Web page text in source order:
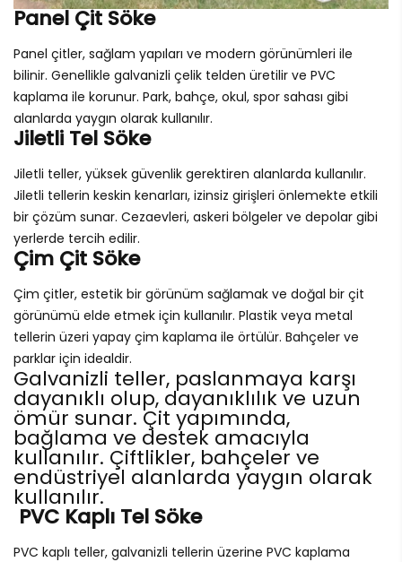
Panel Çit Söke
Panel çitler, sağlam yapıları ve modern görünümleri ile
bilinir. Genellikle galvanizli çelik telden üretilir ve PVC
kaplama ile korunur. Park, bahçe, okul, spor sahası gibi
alanlarda yaygın olarak kullanılır.
Jiletli Tel Söke
Jiletli teller, yüksek güvenlik gerektiren alanlarda kullanılır.
Jiletli tellerin keskin kenarları, izinsiz girişleri önlemekte etkili
bir çözüm sunar. Cezaevleri, askeri bölgeler ve depolar gibi
yerlerde tercih edilir.
Çim Çit Söke
Çim çitler, estetik bir görünüm sağlamak ve doğal bir çit
görünümü elde etmek için kullanılır. Plastik veya metal
tellerin üzeri yapay çim kaplama ile örtülür. Bahçeler ve
parklar için idealdir.
Galvanizli teller, paslanmaya karşı
dayanıklı olup, dayanıklılık ve uzun
ömür sunar. Çit yapımında,
bağlama ve destek amacıyla
kullanılır. Çiftlikler, bahçeler ve
endüstriyel alanlarda yaygın olarak
kullanılır.
PVC Kaplı Tel Söke
PVC kaplı teller, galvanizli tellerin üzerine PVC kaplama